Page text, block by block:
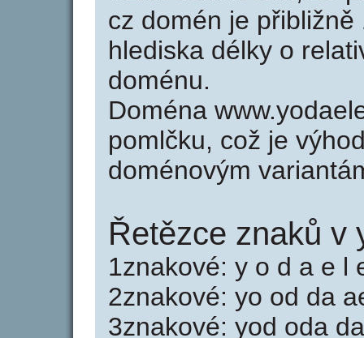
cz domén je
hlediska délky o
doménu.
Doména
pomlčku, což je
doménovým
Řetězce znaků v
1znakové: y o d a e l
2znakové: yo od da
3znakové: yod oda